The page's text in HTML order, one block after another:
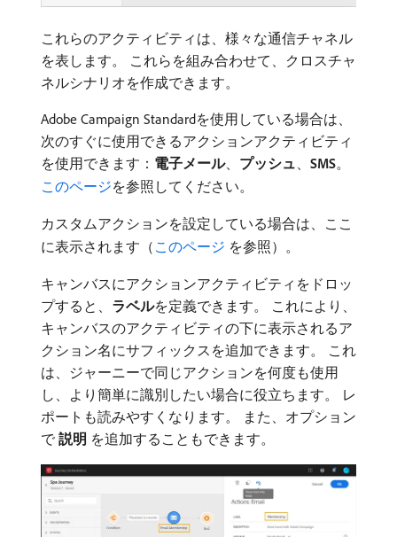
これらのアクティビティは、様々な通信チャネル
を表します。 これらを組み合わせて、クロスチャ
ネルシナリオを作成できます。
Adobe Campaign Standardを使用している場合は、
次のすぐに使用できるアクションアクティビティ
を使用できます： 電子メール、 プッシュ SMS。
このページを参照してください。
カスタムアクションを設定している場合は、ここ
に表示されます（ このページ ​ を参照）。
キャンバスにアクションアクティビティをドロッ
プすると、 ラベル​を定義できます。 これにより、
キャンバスのアクティビティの下に表示されるア
クション名にサフィックスを追加できます。 これ
は、ジャーニーで同じアクションを何度も使用
し、より簡単に識別したい場合に役立ちます。 レ
ポートも読みやすくなります。 また、オプション
で​ 説明 ​を追加することもできます。